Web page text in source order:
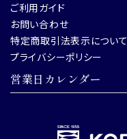
ご利用ガイド
お問い合わせ
特定商取引法表示について
プライバシーポリシー
営業日カレンダー